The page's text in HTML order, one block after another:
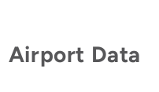
Airport Data